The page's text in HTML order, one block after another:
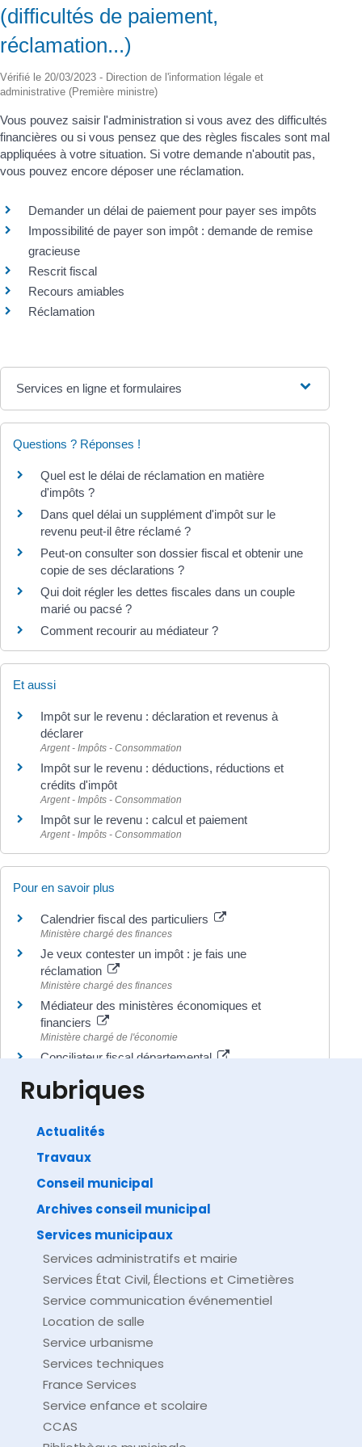
(difficultés de paiement,
réclamation...)
Vérifié le 20/03/2023 - Direction de l'information légale et
administrative (Première ministre)
Vous pouvez saisir l'administration si vous avez des difficultés
financières ou si vous pensez que des règles fiscales sont mal
appliquées à votre situation. Si votre demande n'aboutit pas,
vous pouvez encore déposer une réclamation.
Demander un délai de paiement pour payer ses impôts
Impossibilité de payer son impôt : demande de remise
gracieuse
Rescrit fiscal
Recours amiables
Réclamation
Services en ligne et formulaires
Questions ? Réponses !
Quel est le délai de réclamation en matière
d'impôts ?
Dans quel délai un supplément d'impôt sur le
revenu peut-il être réclamé ?
Peut-on consulter son dossier fiscal et obtenir une
copie de ses déclarations ?
Qui doit régler les dettes fiscales dans un couple
marié ou pacsé ?
Comment recourir au médiateur ?
Et aussi
Impôt sur le revenu : déclaration et revenus à
déclarer
Argent - Impôts - Consommation
Impôt sur le revenu : déductions, réductions et
crédits d'impôt
Argent - Impôts - Consommation
Impôt sur le revenu : calcul et paiement
Argent - Impôts - Consommation
Pour en savoir plus
Calendrier fiscal des particuliers
Ministère chargé des finances
Je veux contester un impôt : je fais une
réclamation
Ministère chargé des finances
Médiateur des ministères économiques et
financiers
Ministère chargé de l'économie
Conciliateur fiscal départemental
Direction de l'information légale et administrative
Rubriques
Actualités
Travaux
Conseil municipal
Archives conseil municipal
Services municipaux
Services administratifs et mairie
Services État Civil, Élections et Cimetières
Service communication événementiel
Location de salle
Service urbanisme
Services techniques
France Services
Service enfance et scolaire
CCAS